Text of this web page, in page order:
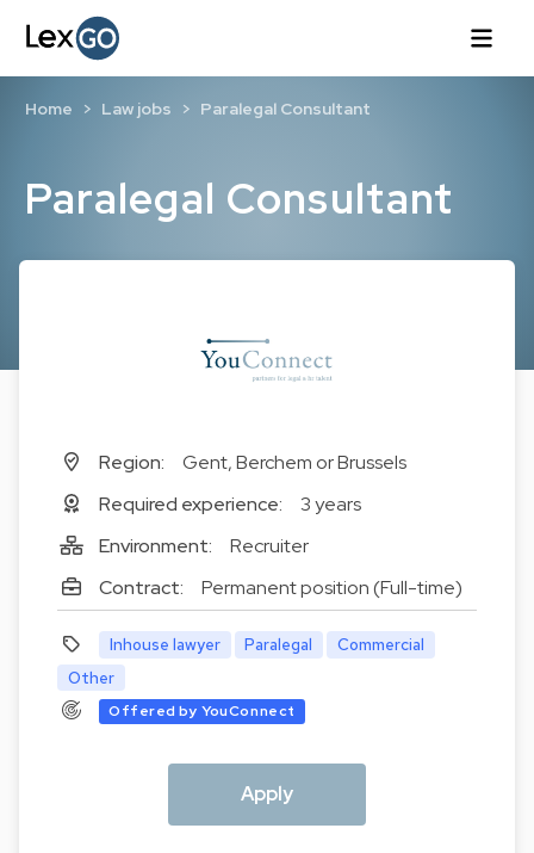
Paralegal Consultant
Home Law jobs Paralegal Consultant
Region:
Gent, Berchem or Brussels
Required experience:
3 years
Environment:
Recruiter
Contract:
Permanent position (Full-time)
Inhouse lawyer Paralegal
Commercial
Other
Offered by YouConnect
Apply